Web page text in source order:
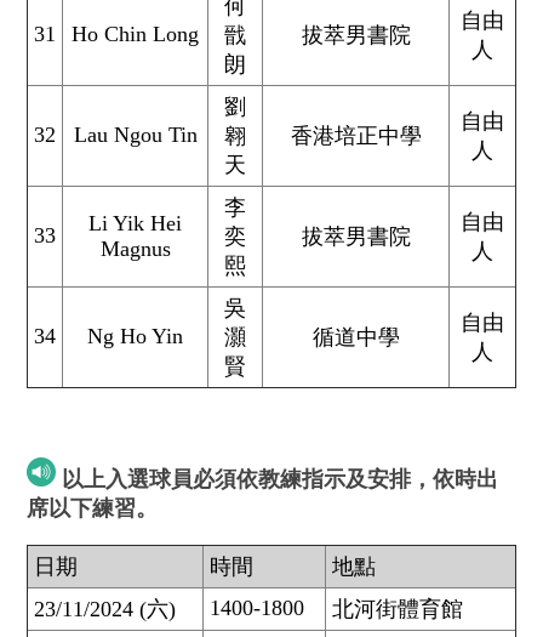
31 Ho Chin Long
何
戩
朗
拔萃男書院
自由
人
32 Lau Ngou Tin
劉
翱
天
香港培正中學
自由
人
33
Li Yik Hei
Magnus
李
奕
熙
拔萃男書院
自由
人
34 Ng Ho Yin
吳
灝
賢
循道中學
自由
人
以上入選球員必須依教練指示及安排，依時出
席以下練習。
日期 時間
地點
23/11/2024 (六)
1400-1800
北河街體育館